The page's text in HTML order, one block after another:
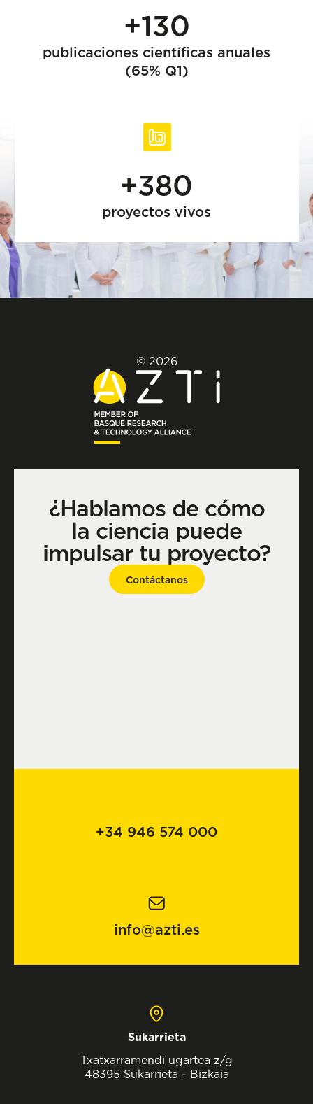
+130
publicaciones científicas anuales
(65% Q1)
+380
proyectos vivos
© 2026
¿Hablamos de cómo
la ciencia puede
impulsar tu proyecto?
Contáctanos
+34 946 574 000
info@azti.es
Sukarrieta
Txatxarramendi ugartea z/g
48395 Sukarrieta - Bizkaia